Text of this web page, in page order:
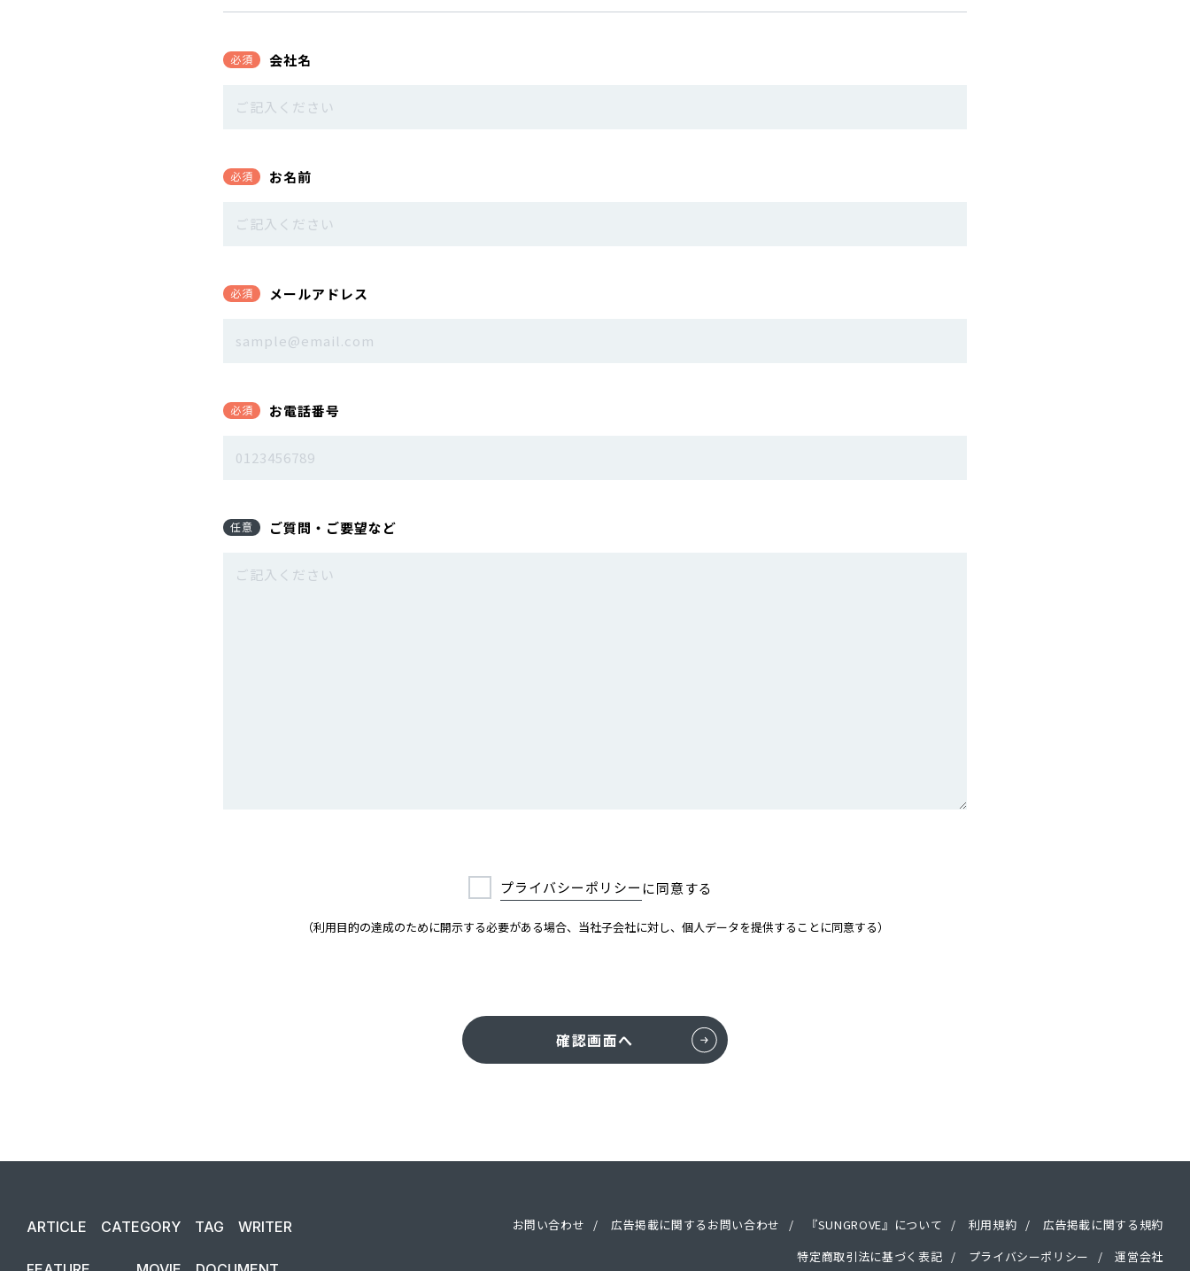
必須 会社名
必須 お名前
必須 メールアドレス
必須 お電話番号
任意 ご質問・ご要望など
プライバシーポリシー に同意する
（利用目的の達成のために開示する必要がある場合、当社子会社に対し、個人データを提供することに同意する）
確認画面へ
ARTICLE CATEGORY TAG WRITER お問い合わせ 広告掲載に関するお問い合わせ 『SUNGROVE』について 利用規約
広告掲載に関する規約
特定商取引法に基づく表記
プライバシーポリシー 運営会社